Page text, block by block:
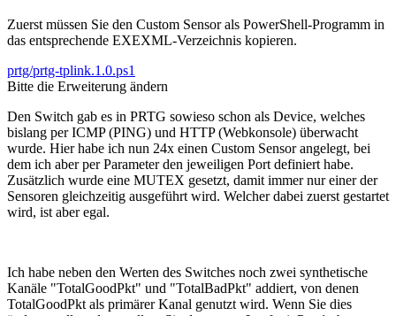
Zuerst müssen Sie den Custom Sensor als PowerShell-Programm in
das entsprechende EXEXML-Verzeichnis kopieren.
prtg/prtg-tplink.1.0.ps1
Bitte die Erweiterung ändern
Den Switch gab es in PRTG sowieso schon als Device, welches
bislang per ICMP (PING) und HTTP (Webkonsole) überwacht
wurde. Hier habe ich nun 24x einen Custom Sensor angelegt, bei
dem ich aber per Parameter den jeweiligen Port definiert habe.
Zusätzlich wurde eine MUTEX gesetzt, damit immer nur einer der
Sensoren gleichzeitig ausgeführt wird. Welcher dabei zuerst gestartet
wird, ist aber egal.
Ich habe neben den Werten des Switches noch zwei synthetische
Kanäle "TotalGoodPkt" und "TotalBadPkt" addiert, von denen
TotalGoodPkt als primärer Kanal genutzt wird. Wenn Sie dies